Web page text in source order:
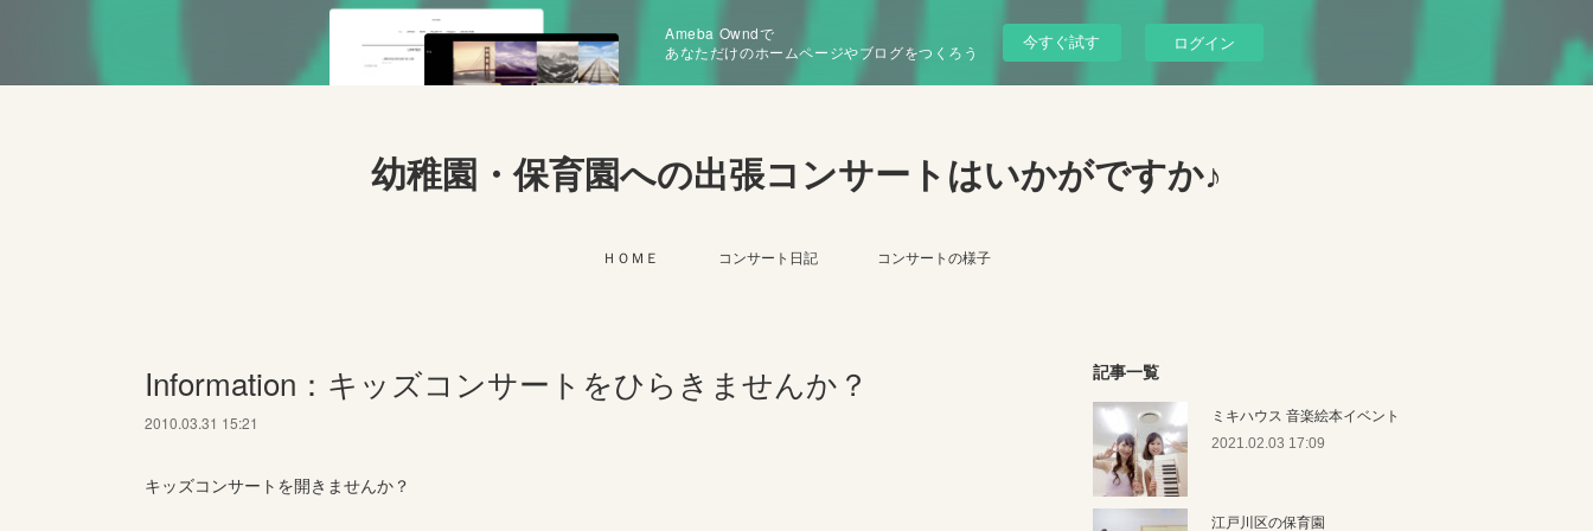
Ameba Owndで
あなただけのホームページやブログをつくろう
今すぐ試す ログイン
幼稚園・保育園への出張コンサートはいかがですか♪
ＨＯＭＥ コンサート日記 コンサートの様子
Information：キッズコンサートをひらきませんか？
2010.03.31 15:21
キッズコンサートを開きませんか？
記事一覧
ミキハウス 音楽絵本イベント
2021.02.03 17:09
江戸川区の保育園